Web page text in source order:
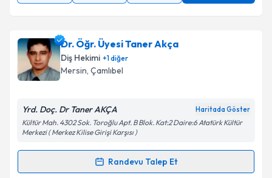
Dr. Öğr. Üyesi Taner Akça
Diş Hekimi +1diğer
Mersin, Çamlıbel
Yrd. Doç. Dr Taner AKÇA Haritada Göster
Kültür Mah. 4302 Sok. Toroğlu Apt. B Blok. Kat:2 Daire:6 Atatürk Kültür
Merkezi ( Merkez Kilise Girişi Karşısı )
Randevu Talep Et
Randevu Takvimi Talebi